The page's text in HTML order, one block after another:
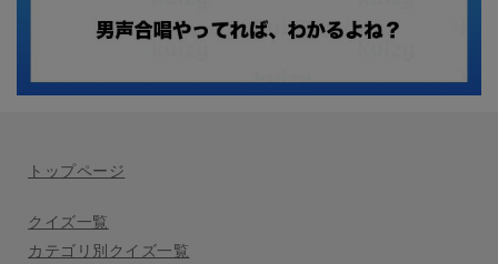
トップページ
クイズ一覧
カテゴリ別クイズ一覧